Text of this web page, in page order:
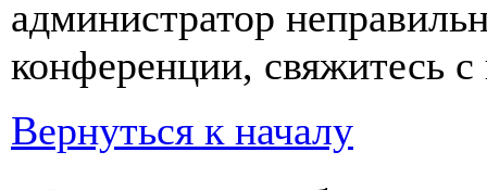
администратор
конференции, свяжитесь
Вернуться к началу